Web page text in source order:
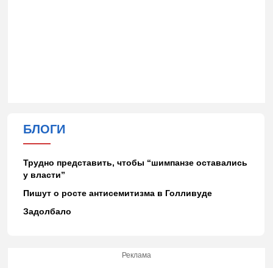
БЛОГИ
Трудно представить, чтобы “шимпанзе оставались
у власти”
Пишут о росте антисемитизма в Голливуде
Задолбало
Реклама